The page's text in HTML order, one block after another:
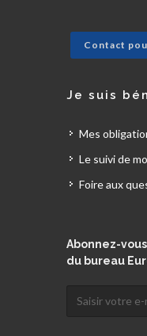
Contact
Je suis
Mes
Le suivi de
Foire aux
Abonnez-
du bureau